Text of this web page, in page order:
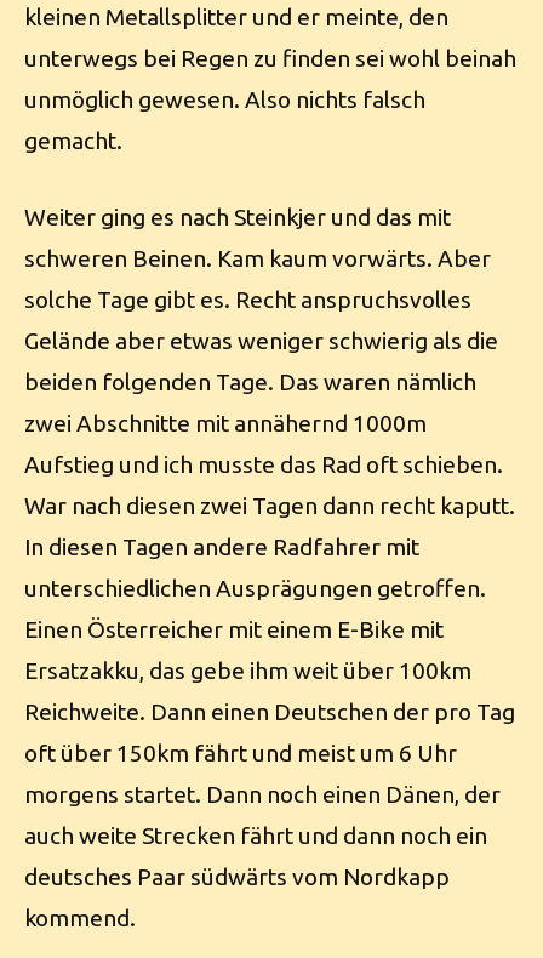
kleinen Metallsplitter und er meinte, den
unterwegs bei Regen zu finden sei wohl beinah
unmöglich gewesen. Also nichts falsch
gemacht.
Weiter ging es nach Steinkjer und das mit
schweren Beinen. Kam kaum vorwärts. Aber
solche Tage gibt es. Recht anspruchsvolles
Gelände aber etwas weniger schwierig als die
beiden folgenden Tage. Das waren nämlich
zwei Abschnitte mit annähernd 1000m
Aufstieg und ich musste das Rad oft schieben.
War nach diesen zwei Tagen dann recht kaputt.
In diesen Tagen andere Radfahrer mit
unterschiedlichen Ausprägungen getroffen.
Einen Österreicher mit einem E-Bike mit
Ersatzakku, das gebe ihm weit über 100km
Reichweite. Dann einen Deutschen der pro Tag
oft über 150km fährt und meist um 6 Uhr
morgens startet. Dann noch einen Dänen, der
auch weite Strecken fährt und dann noch ein
deutsches Paar südwärts vom Nordkapp
kommend.